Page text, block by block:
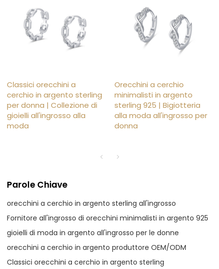
Classici orecchini a
cerchio in argento sterling
per donna | Collezione di
gioielli all'ingrosso alla
moda
Orecchini a cerchio
minimalisti in argento
sterling 925 | Bigiotteria
alla moda all'ingrosso per
donna
Parole Chiave
orecchini a cerchio in argento sterling all'ingrosso
Fornitore all'ingrosso di orecchini minimalisti in argento 925
gioielli di moda in argento all'ingrosso per le donne
orecchini a cerchio in argento produttore OEM/ODM
Classici orecchini a cerchio in argento sterling